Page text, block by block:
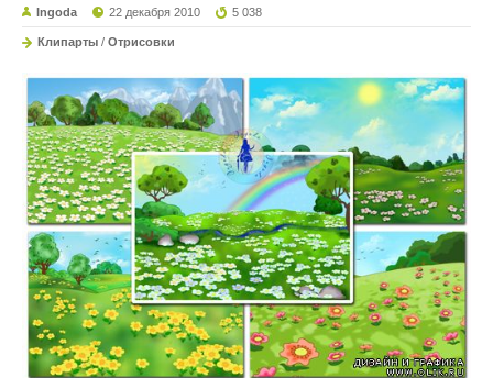
Ingoda 22 декабря 2010 5 038
Клипарты / Отрисовки